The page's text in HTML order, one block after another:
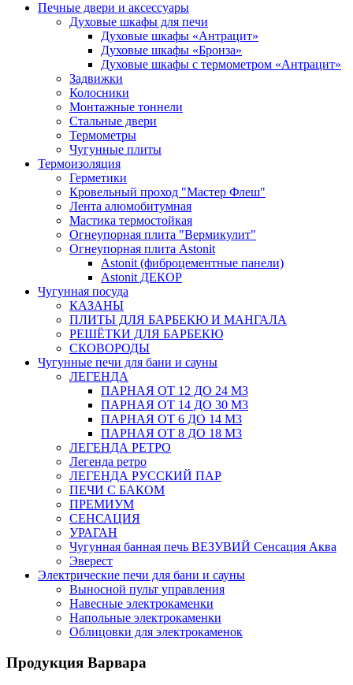
Печные двери и аксессуары
Духовые шкафы для печи
Духовые шкафы «Антрацит»
Духовые шкафы «Бронза»
Духовые шкафы с термометром «Антрацит»
Задвижки
Колосники
Монтажные тоннели
Стальные двери
Термометры
Чугунные плиты
Термоизоляция
Герметики
Кровельный проход "Мастер Флеш"
Лента алюмобитумная
Мастика термостойкая
Огнеупорная плита "Вермикулит"
Огнеупорная плита Astonit
Astonit (фиброцементные панели)
Astonit ДЕКОР
Чугунная посуда
КАЗАНЫ
ПЛИТЫ ДЛЯ БАРБЕКЮ И МАНГАЛА
РЕШЁТКИ ДЛЯ БАРБЕКЮ
СКОВОРОДЫ
Чугунные печи для бани и сауны
ЛЕГЕНДА
ПАРНАЯ ОТ 12 ДО 24 М3
ПАРНАЯ ОТ 14 ДО 30 М3
ПАРНАЯ ОТ 6 ДО 14 М3
ПАРНАЯ ОТ 8 ДО 18 М3
ЛЕГЕНДА РЕТРО
Легенда ретро
ЛЕГЕНДА РУССКИЙ ПАР
ПЕЧИ С БАКОМ
ПРЕМИУМ
СЕНСАЦИЯ
УРАГАН
Чугунная банная печь ВЕЗУВИЙ Сенсация Аква
Эверест
Электрические печи для бани и сауны
Выносной пульт управления
Навесные электрокаменки
Напольные электрокаменки
Облицовки для электрокаменок
Продукция Варвара